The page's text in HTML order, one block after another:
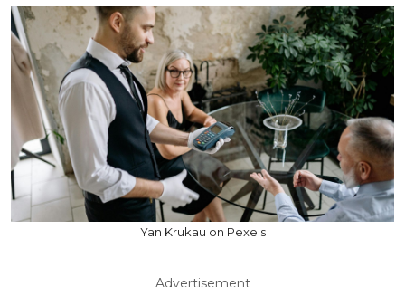
Yan Krukau on Pexels
Advertisement